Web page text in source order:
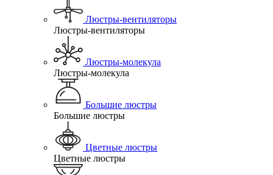
Люстры-вентиляторы
Люстры-вентиляторы
Люстры-молекула
Люстры-молекула
Большие люстры
Большие люстры
Цветные люстры
Цветные люстры